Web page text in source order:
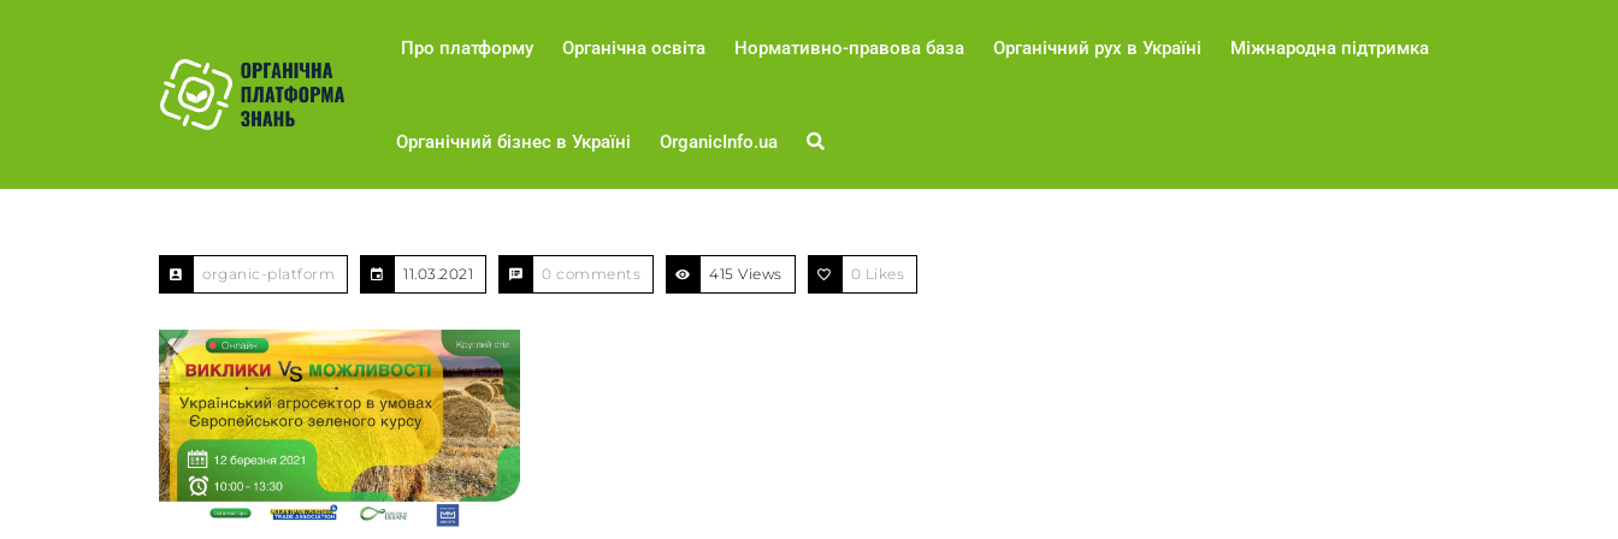
Про платформу Органічна освіта Нормативно-правова база Органічний рух в Україні Міжнародна підтримка
Органічний бізнес в Україні OrganicInfo.ua
organic-platform 11.03.2021 0 comments 415 Views 0 Likes